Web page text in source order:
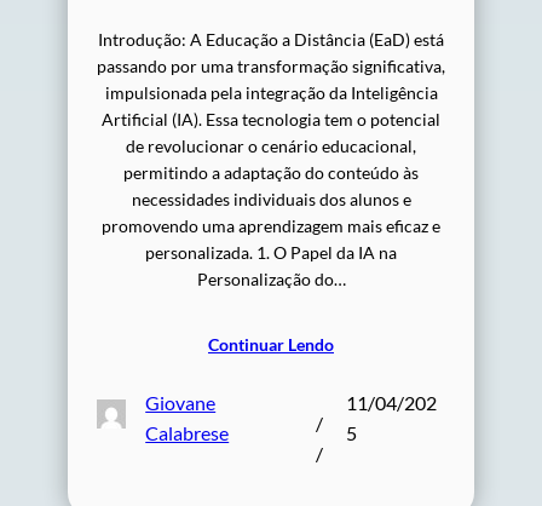
Introdução: A Educação a Distância (EaD) está
passando por uma transformação significativa,
impulsionada pela integração da Inteligência
Artificial (IA). Essa tecnologia tem o potencial
de revolucionar o cenário educacional,
permitindo a adaptação do conteúdo às
necessidades individuais dos alunos e
promovendo uma aprendizagem mais eficaz e
personalizada. 1. O Papel da IA na
Personalização do…
Continuar Lendo
Giovane
Calabrese
/
/
11/04/202
5